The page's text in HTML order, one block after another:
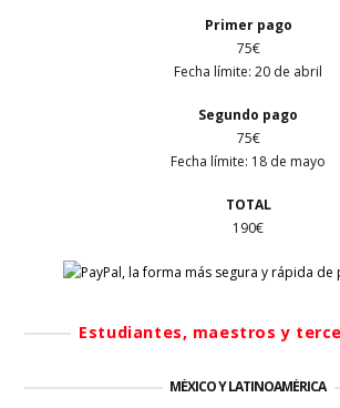
Primer pago
75€
Fecha límite: 20 de abril
Segundo pago
75€
Fecha límite: 18 de mayo
TOTAL
190€
Estudiantes, maestros y
MÉXICO Y LATINOAMÉRICA